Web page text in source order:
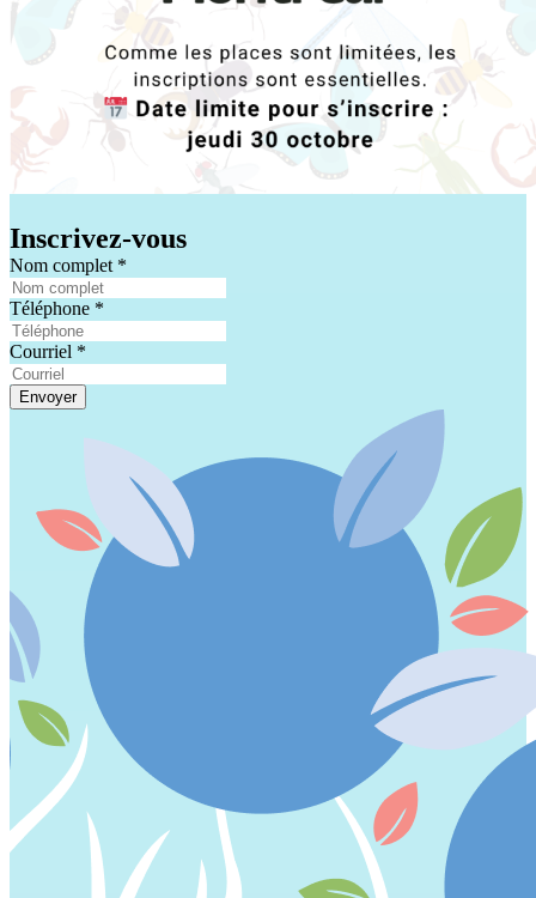
Inscrivez-vous
Nom complet *
Téléphone *
Courriel *
Envoyer